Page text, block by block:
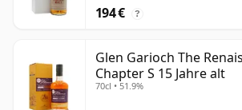
194 € ?
Glen Garioch The
Chapter S 15 Jahre alt
70cl • 51.9%